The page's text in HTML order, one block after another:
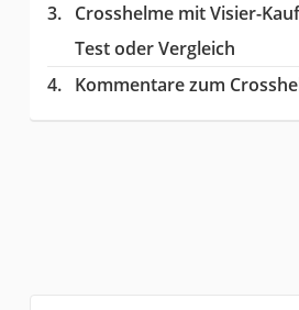
Crosshelme mit Visier-
Test oder Vergleich
Kommentare zum